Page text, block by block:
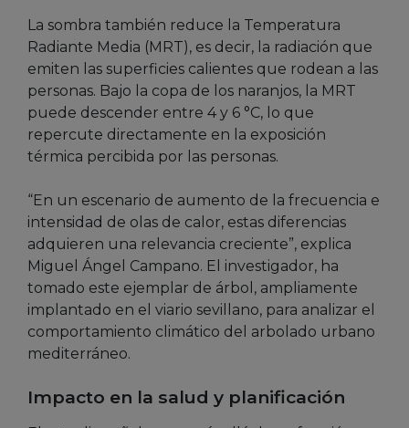
La sombra también reduce la Temperatura
Radiante Media (MRT), es decir, la radiación que
emiten las superficies calientes que rodean a las
personas. Bajo la copa de los naranjos, la MRT
puede descender entre 4 y 6 °C, lo que
repercute directamente en la exposición
térmica percibida por las personas.
“En un escenario de aumento de la frecuencia e
intensidad de olas de calor, estas diferencias
adquieren una relevancia creciente”, explica
Miguel Ángel Campano. El investigador, ha
tomado este ejemplar de árbol, ampliamente
implantado en el viario sevillano, para analizar el
comportamiento climático del arbolado urbano
mediterráneo.
Impacto en la salud y planificación